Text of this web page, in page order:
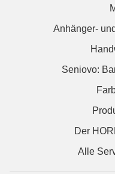
Anhänger-
Seniovo:
Der
Alle